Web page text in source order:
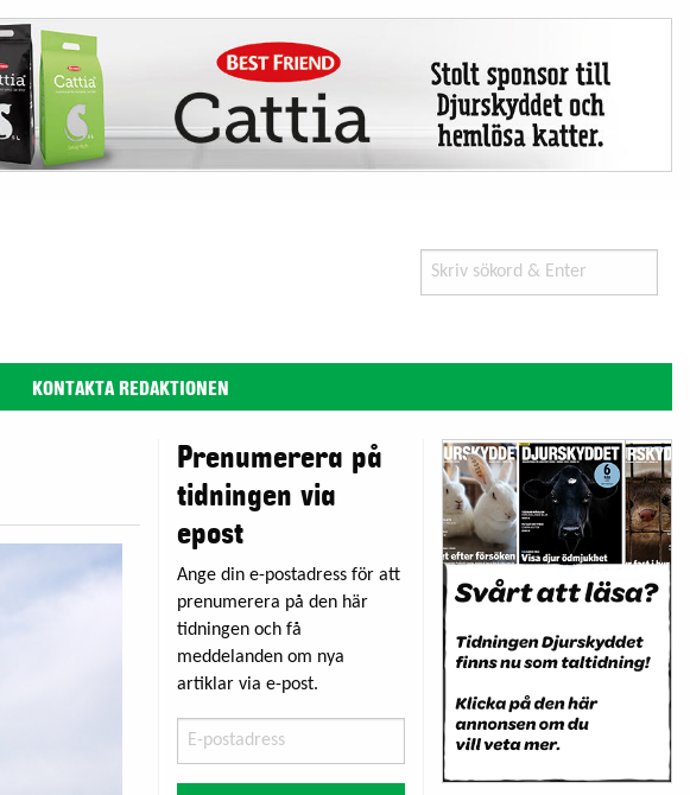
Search
for:
KONTAKTA REDAKTIONEN
Prenumerera på
tidningen via
epost
Ange din e-postadress för att
prenumerera på den här
tidningen och få
meddelanden om nya
artiklar via e-post.
postadress